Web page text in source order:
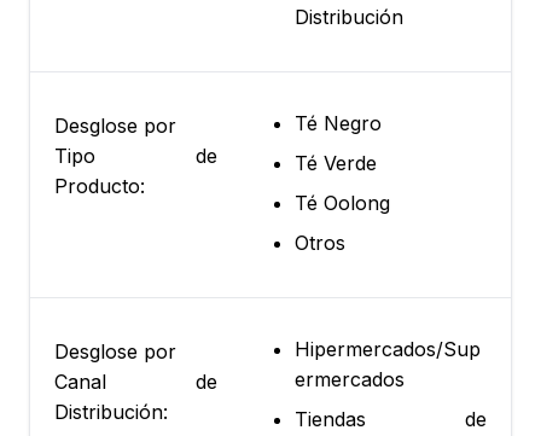
Distribución
Desglose por
Tipo de
Producto:
Té Negro
Té Verde
Té Oolong
Otros
Desglose por
Canal de
Distribución:
Hipermercados/Sup
ermercados
Tiendas de